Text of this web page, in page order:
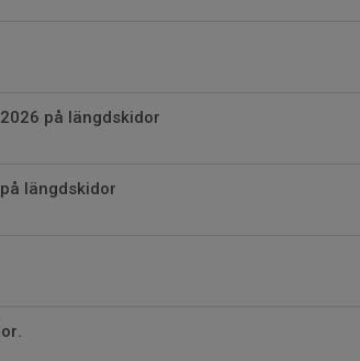
på längdskidor
längdskidor